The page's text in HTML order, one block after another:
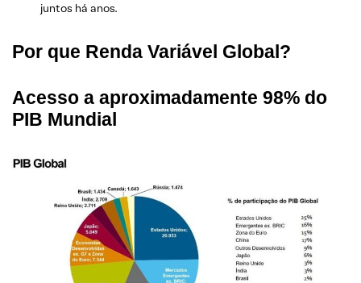
juntos há anos.
Por que Renda Variável Global?
Acesso a aproximadamente 98% do
PIB Mundial